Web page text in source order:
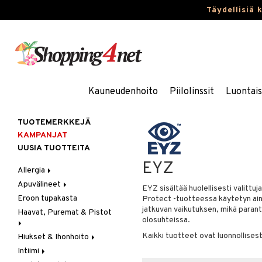
Täydellisiä
Kauneudenhoito Piilolinssit
EYZ
EYZ sisältää huolellisesti
Protect -tuotteessa käytetyn
jatkuvan vaikutuksen, mikä
olosuhteissa.
Kaikki tuotteet ovat
TUOTEMERKKEJÄ
KAMPANJAT
UUSIA TUOTTEITA
Allergia
Nenäsuihkeet
Silmätipat
Apuvälineet
Hygienia
Kävely & Seisominen
Saa kiinni & Ylety
Eroon tupakasta
Haavat, Puremat & Pistot
Ensiapu
Haavat
Hiukset & Ihonhoito
Erityistuotteet
Intiimi